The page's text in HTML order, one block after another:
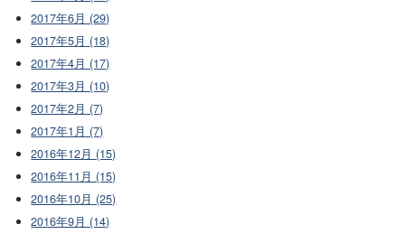
2017年6月 (29)
2017年5月 (18)
2017年4月 (17)
2017年3月 (10)
2017年2月 (7)
2017年1月 (7)
2016年12月 (15)
2016年11月 (15)
2016年10月 (25)
2016年9月 (14)